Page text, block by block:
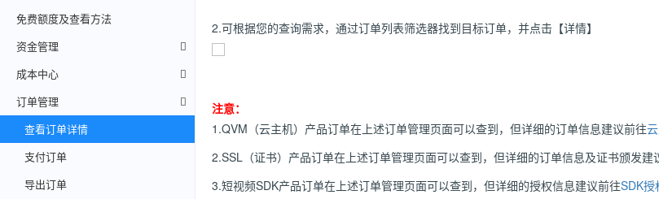
免费额度及查看方法
资金管理
成本中心
订单管理
查看订单详情
支付订单
导出订单
2.可根据您的查询需求，通过订单列表筛选器找到目标订单，并点击【详情】
注意：
1.QVM（云主机）产品订单在上述订单管理页面可以查到，但详细的订单信息建议前往
2.SSL（证书）产品订单在上述订单管理页面可以查到，但详细的订单信息及证书颁发建
3.短视频SDK产品订单在上述订单管理页面可以查到，但详细的授权信息建议前往SDK授